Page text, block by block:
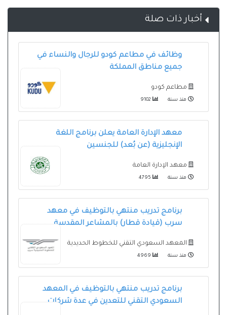
أخبار ذات صلة
وظائف في مطاعم كودو للرجال والنساء في
جميع مناطق المملكة
مطاعم كودو
منذ سنة
معهد الإدارة العامة يعلن برنامج اللغة
الإنجليزية (عن بُعد) للجنسين
معهد الإدارة العامة
منذ سنة
برنامج تدريب منتهي بالتوظيف في معهد
سرب (قيادة قطار) بالمشاعر المقدسة
المعهد السعودي التقني للخطوط الحديدية
منذ سنة
برنامج تدريب منتهي بالتوظيف في المعهد
السعودي التقني للتعدين في عدة شركات